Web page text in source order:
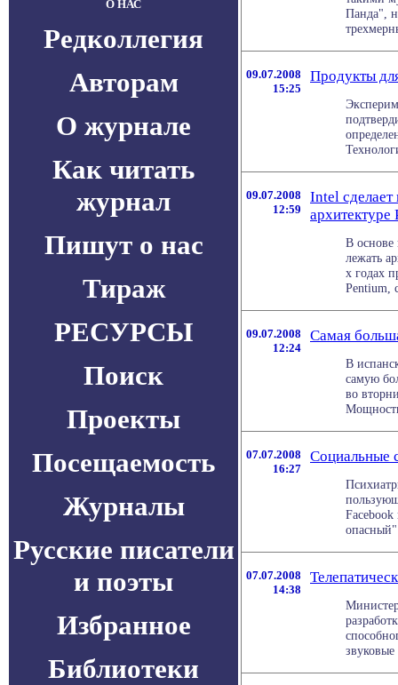
О НАС
Редколлегия
Авторам
О журнале
Как читать
журнал
Пишут о нас
Тираж
РЕСУРСЫ
Поиск
Проекты
Посещаемость
Журналы
Русские писатели
и поэты
Избранное
Библиотеки
Панда",
09.07.2008
15:25
Продукты
09.07.2008
12:59
Intel сделает
архитектуре
В основе
лежать
х годах
Pentium,
09.07.2008
12:24
Самая
В
самую
во
07.07.2008
16:27
Социальные
07.07.2008
14:38